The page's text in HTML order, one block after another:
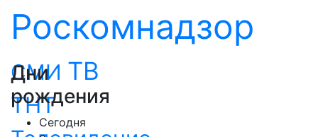
Роскомнадзор
СМИ ТВ
ТНТ
Дни
рождения
Сегодня